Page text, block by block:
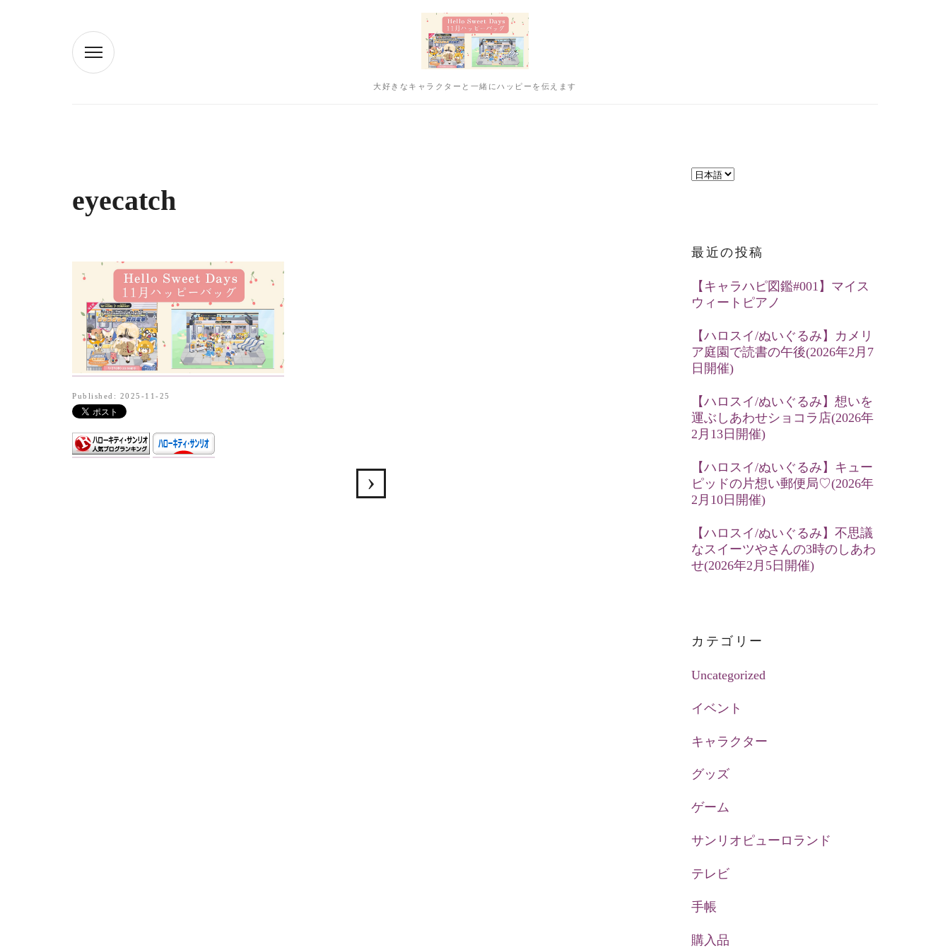
大好きなキャラクターと一緒にハッピーを伝えます
eyecatch
Published: 2025-11-25
言
択
最近の投稿
【キャラハピ図鑑#001】マイス
ウィートピアノ
【ハロスイ/ぬいぐるみ】カメリ
ア庭園で読書の午後(2026年2月7
日開催)
【ハロスイ/ぬいぐるみ】想いを
運ぶしあわせショコラ店(2026年
2月13日開催)
【ハロスイ/ぬいぐるみ】キュー
ピッドの片想い郵便局♡(2026年
2月10日開催)
【ハロスイ/ぬいぐるみ】不思議
なスイーツやさんの3時のしあわ
せ(2026年2月5日開催)
カテゴリー
Uncategorized
イベント
キャラクター
グッズ
ゲーム
サンリオピューロランド
テレビ
手帳
購入品